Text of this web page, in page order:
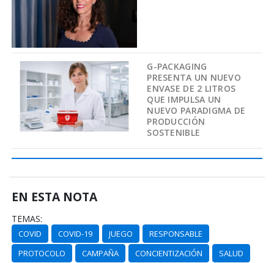
G-PACKAGING
PRESENTA UN NUEVO
ENVASE DE 2 LITROS
QUE IMPULSA UN
NUEVO PARADIGMA DE
PRODUCCIÓN
SOSTENIBLE
EN ESTA NOTA
TEMAS:
COVID COVID-19 JUEGO
RESPONSABLE
PROTOCOLO
CAMPAÑA CONCIENTIZACIÓN SALUD